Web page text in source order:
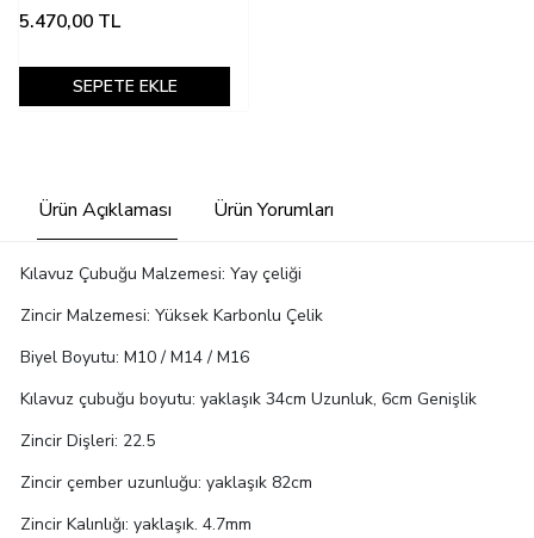
5.470,00 TL
SEPETE EKLE
Ürün Açıklaması Ürün Yorumları
Kılavuz Çubuğu Malzemesi: Yay çeliği
Zincir Malzemesi: Yüksek Karbonlu Çelik
Biyel Boyutu: M10 / M14 / M16
Kılavuz çubuğu boyutu: yaklaşık 34cm Uzunluk, 6cm Genişlik
Zincir Dişleri: 22.5
Zincir çember uzunluğu: yaklaşık 82cm
Zincir Kalınlığı: yaklaşık. 4.7mm